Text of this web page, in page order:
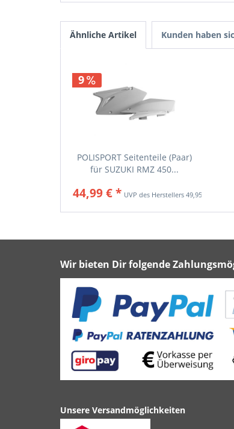
Ähnliche Artikel Kunden haben
9
POLISPORT Seitenteile (Paar)
für SUZUKI RMZ 450...
44,99 € * 49,95 € *
Wir bieten Dir folgende
Unsere Versandmöglichkeiten